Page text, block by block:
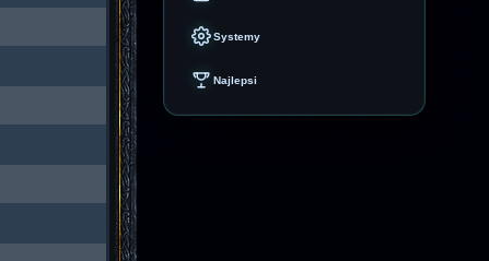
Systemy
Najlepsi